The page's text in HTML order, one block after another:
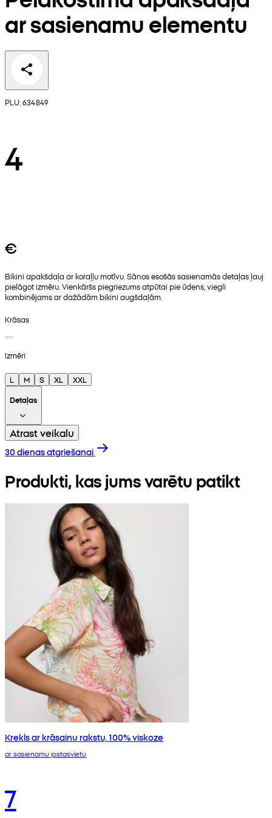
ar sasienamu elementu
PLU: 634849
4
€
Bikini apakšdaļa ar koraļļu motīvu. Sānos esošās sasienamās detaļas ļauj
pielāgot izmēru. Vienkāršs piegriezums atpūtai pie ūdens, viegli
kombinējams ar dažādām bikini augšdaļām.
Krāsas
Izmēri
L M S XL
XXL
Detaļas
Atrast veikalu
30 dienas atgriešanai
Produkti, kas jums varētu patikt
Krekls ar krāsainu rakstu, 100% viskoze
ar sasienamu jostasvietu
7